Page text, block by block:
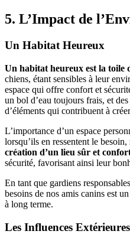
5. L’Impact de
Un Habitat Heureux
Un habitat heureux est la toile
chiens, étant sensibles à leur
espace qui offre confort et
un bol d’eau toujours frais, et
d’éléments qui contribuent à
L’importance d’un espace
lorsqu’ils en ressentent le
création d’un lieu sûr et
sécurité, favorisant ainsi leur
En tant que gardiens
besoins de nos amis canins est
à long terme.
Les Influences Extérieures